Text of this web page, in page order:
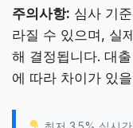
주의사항: 심사 기
라질 수 있으며, 실
해 결정됩니다. 대
에 따라 차이가 있